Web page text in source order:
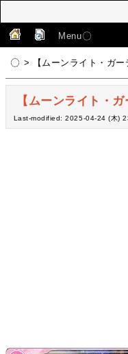
Menu
> 【ムーンライト・ガー
【ムーンライト・
Last-modified: 2025-04-24 (木)